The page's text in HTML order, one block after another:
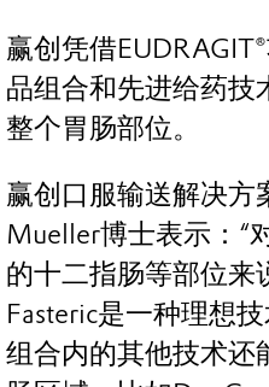
赢创凭借
品组合和先进给药技
整个胃肠部位。
赢创口服输送解决方
Mueller博士表示：“
的十二指肠等部位来
Fasteric是一种理想
组合内的其他技术还